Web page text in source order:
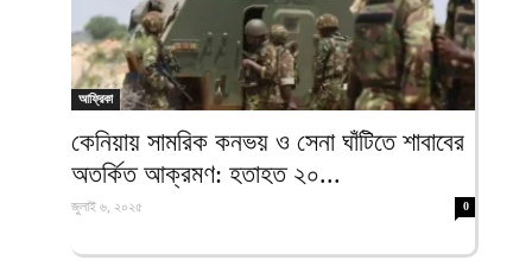
আফ্রিকা
কেনিয়ায় সামরিক কনভয় ও সেনা ঘাঁটিতে শাবাবের
অতর্কিত আক্রমণ: হতাহত ২০...
জুলাই ৬, ২০২৫ 0